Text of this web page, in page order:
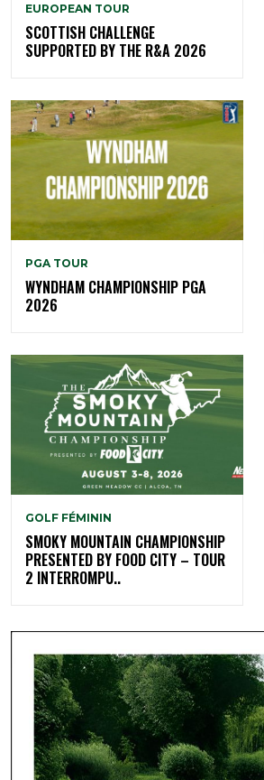
EUROPEAN TOUR
SCOTTISH CHALLENGE
SUPPORTED BY THE R&A 2026
PGA TOUR
WYNDHAM CHAMPIONSHIP PGA
2026
GOLF FÉMININ
SMOKY MOUNTAIN CHAMPIONSHIP
PRESENTED BY FOOD CITY – TOUR
2 INTERROMPU..